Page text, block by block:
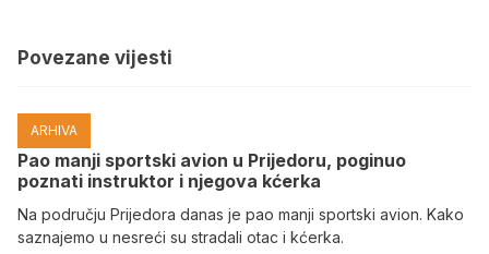
Povezane vijesti
ARHIVA
Pao manji sportski avion u Prijedoru, poginuo
poznati instruktor i njegova kćerka
Na području Prijedora danas je pao manji sportski avion. Kako
saznajemo u nesreći su stradali otac i kćerka.